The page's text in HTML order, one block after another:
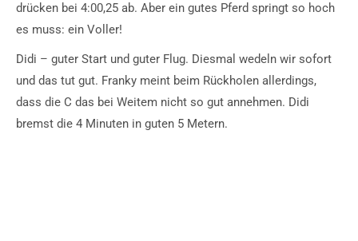
drücken bei 4:00,25 ab. Aber ein gutes Pferd springt so hoch
es muss: ein Voller!
Didi – guter Start und guter Flug. Diesmal wedeln wir sofort
und das tut gut. Franky meint beim Rückholen allerdings,
dass die C das bei Weitem nicht so gut annehmen. Didi
bremst die 4 Minuten in guten 5 Metern.